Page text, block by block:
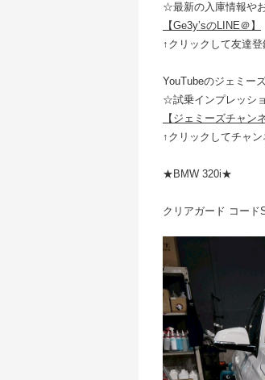
☆最新の入庫情報や
【Ge3y’sのLINE＠】
↑クリックして友達
YouTubeのジェミー
☆試乗インプレッシ
【ジェミーズチャン
↑クリックしてチャ
★BMW 320i★
クリアガード コード